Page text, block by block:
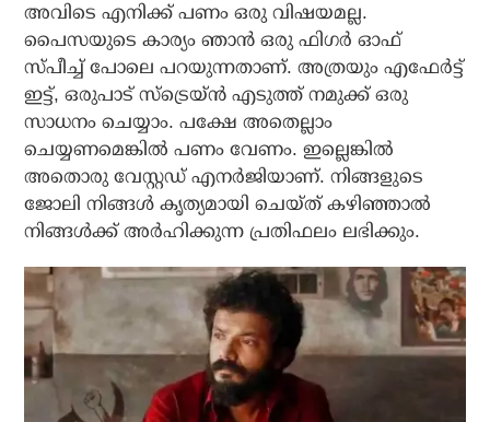
അവിടെ എനിക്ക് പണം ഒരു വിഷയമല്ല.
പൈസയുടെ കാര്യം ഞാന്‍ ഒരു ഫിഗര്‍ ഓഫ്
സ്പീച്ച് പോലെ പറയുന്നതാണ്. അത്രയും എഫേര്‍ട്ട്
ഇട്ട്, ഒരുപാട് സ്‌ട്രെയ്ന്‍ എടുത്ത് നമുക്ക് ഒരു
സാധനം ചെയ്യാം. പക്ഷേ അതെല്ലാം
ചെയ്യണമെങ്കില്‍ പണം വേണം. ഇല്ലെങ്കില്‍
അതൊരു വേസ്റ്റഡ് എനര്‍ജിയാണ്. നിങ്ങളുടെ
ജോലി നിങ്ങള്‍ കൃത്യമായി ചെയ്ത് കഴിഞ്ഞാല്‍
നിങ്ങള്‍ക്ക് അര്‍ഹിക്കുന്ന പ്രതിഫലം ലഭിക്കും.